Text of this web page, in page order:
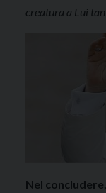
creatura a Lui
Nel